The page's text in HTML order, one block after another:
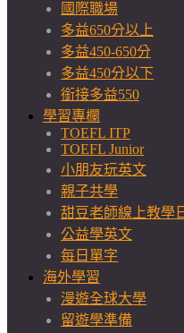
國際職場
多益650分以上
多益450-650分
多益450分以下
銜接多益550
學習專欄
TOEFL ITP
TOEFL Junior
小朋友玩英文
親子共學
甜豆老師線上教學
公益學英文
每日單字
海外學習
漫遊全球大學
留遊學準備